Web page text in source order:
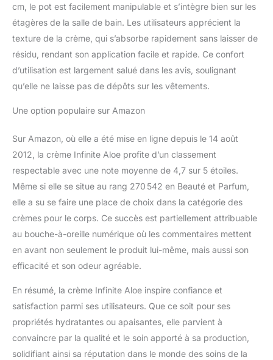
permet d'économiser du
temps et des efforts
peaux sensibles : la
formule douce à l'aloe
vera apaise les irritations
et fonctionne pour tous
d'éruptions cutanées,
plus douce et plus saine
rajeunissez avec une
solution tout-en-un
primée pour la peau à
l'aloe vera. Sentez la
cm, le pot est facilement manipulable et s’intègre bien sur les
étagères de la salle de bain. Les utilisateurs apprécient la
texture de la crème, qui s’absorbe rapidement sans laisser de
résidu, rendant son application facile et rapide. Ce confort
d’utilisation est largement salué dans les avis, soulignant
qu’elle ne laisse pas de dépôts sur les vêtements.
Une option populaire sur Amazon
Sur Amazon, où elle a été mise en ligne depuis le 14 août
2012, la crème Infinite Aloe profite d’un classement
respectable avec une note moyenne de 4,7 sur 5 étoiles.
Même si elle se situe au rang 270 542 en Beauté et Parfum,
elle a su se faire une place de choix dans la catégorie des
crèmes pour le corps. Ce succès est partiellement attribuable
au bouche-à-oreille numérique où les commentaires mettent
en avant non seulement le produit lui-même, mais aussi son
efficacité et son odeur agréable.
En résumé, la crème Infinite Aloe inspire confiance et
satisfaction parmi ses utilisateurs. Que ce soit pour ses
propriétés hydratantes ou apaisantes, elle parvient à
convaincre par la qualité et le soin apporté à sa production,
solidifiant ainsi sa réputation dans le monde des soins de la